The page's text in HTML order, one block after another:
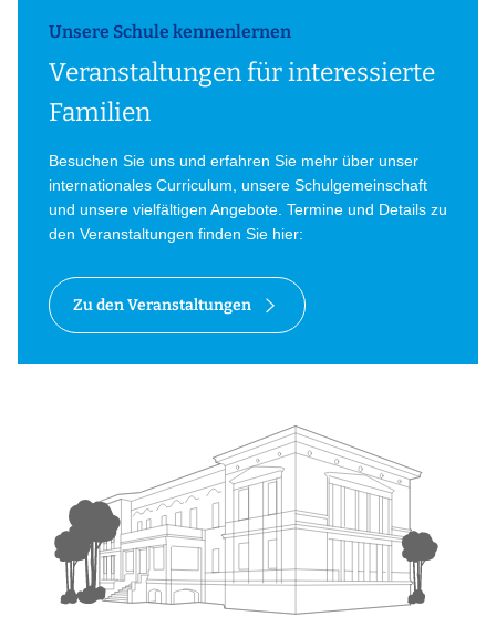
Unsere Schule kennenlernen
Veranstaltungen für interessierte
Familien
Besuchen Sie uns und erfahren Sie mehr über unser
internationales Curriculum, unsere Schulgemeinschaft
und unsere vielfältigen Angebote. Termine und Details zu
den Veranstaltungen finden Sie hier:
Zu den Veranstaltungen